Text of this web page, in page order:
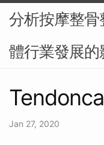
分析按摩整
體行業發展的
Jan 27, 2020